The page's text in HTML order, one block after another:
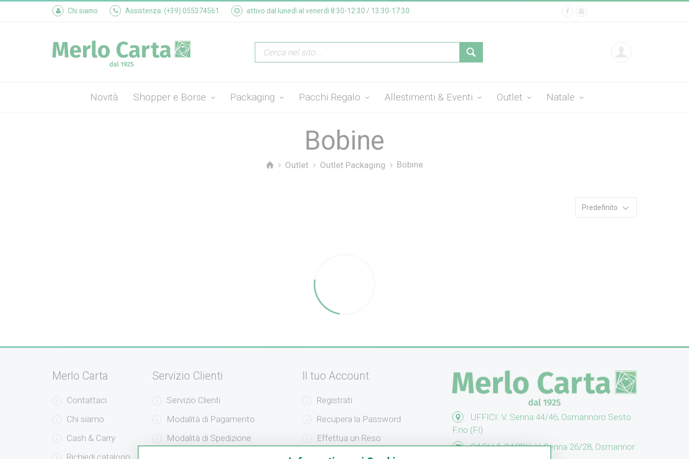
Chi siamo Assistenza: (+39) 055374561 attivo dal lunedì al venerdì 8:30-12:30 / 13:30-17:30
Novità Shopper e Borse Packaging Pacchi Regalo Allestimenti & Eventi Outlet Natale
Bobine
Outlet Outlet Packaging Bobine
Predefinito
Merlo Carta
Contattaci
Chi siamo
Cash & Carry
Servizio Clienti
Servizio Clienti
Modalità di Pagamento
Modalità di Spedizione
Il tuo Account
Registrati
Recupera la Password
Effettua un Reso
UFFICI: V. Senna 44/46, Osmannoro Sesto
F.no (FI)
CASH & CARRY: V. Senna 26/28, Osmannor